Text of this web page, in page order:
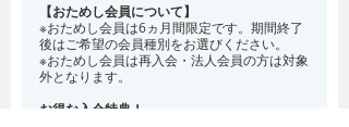
【おためし会員について】
※おためし会員は6ヵ月間限定です。期間終了
後はご希望の会員種別をお選びください。
※おためし会員は再入会・法人会員の方は対象
外となります。
お得な入会特典！